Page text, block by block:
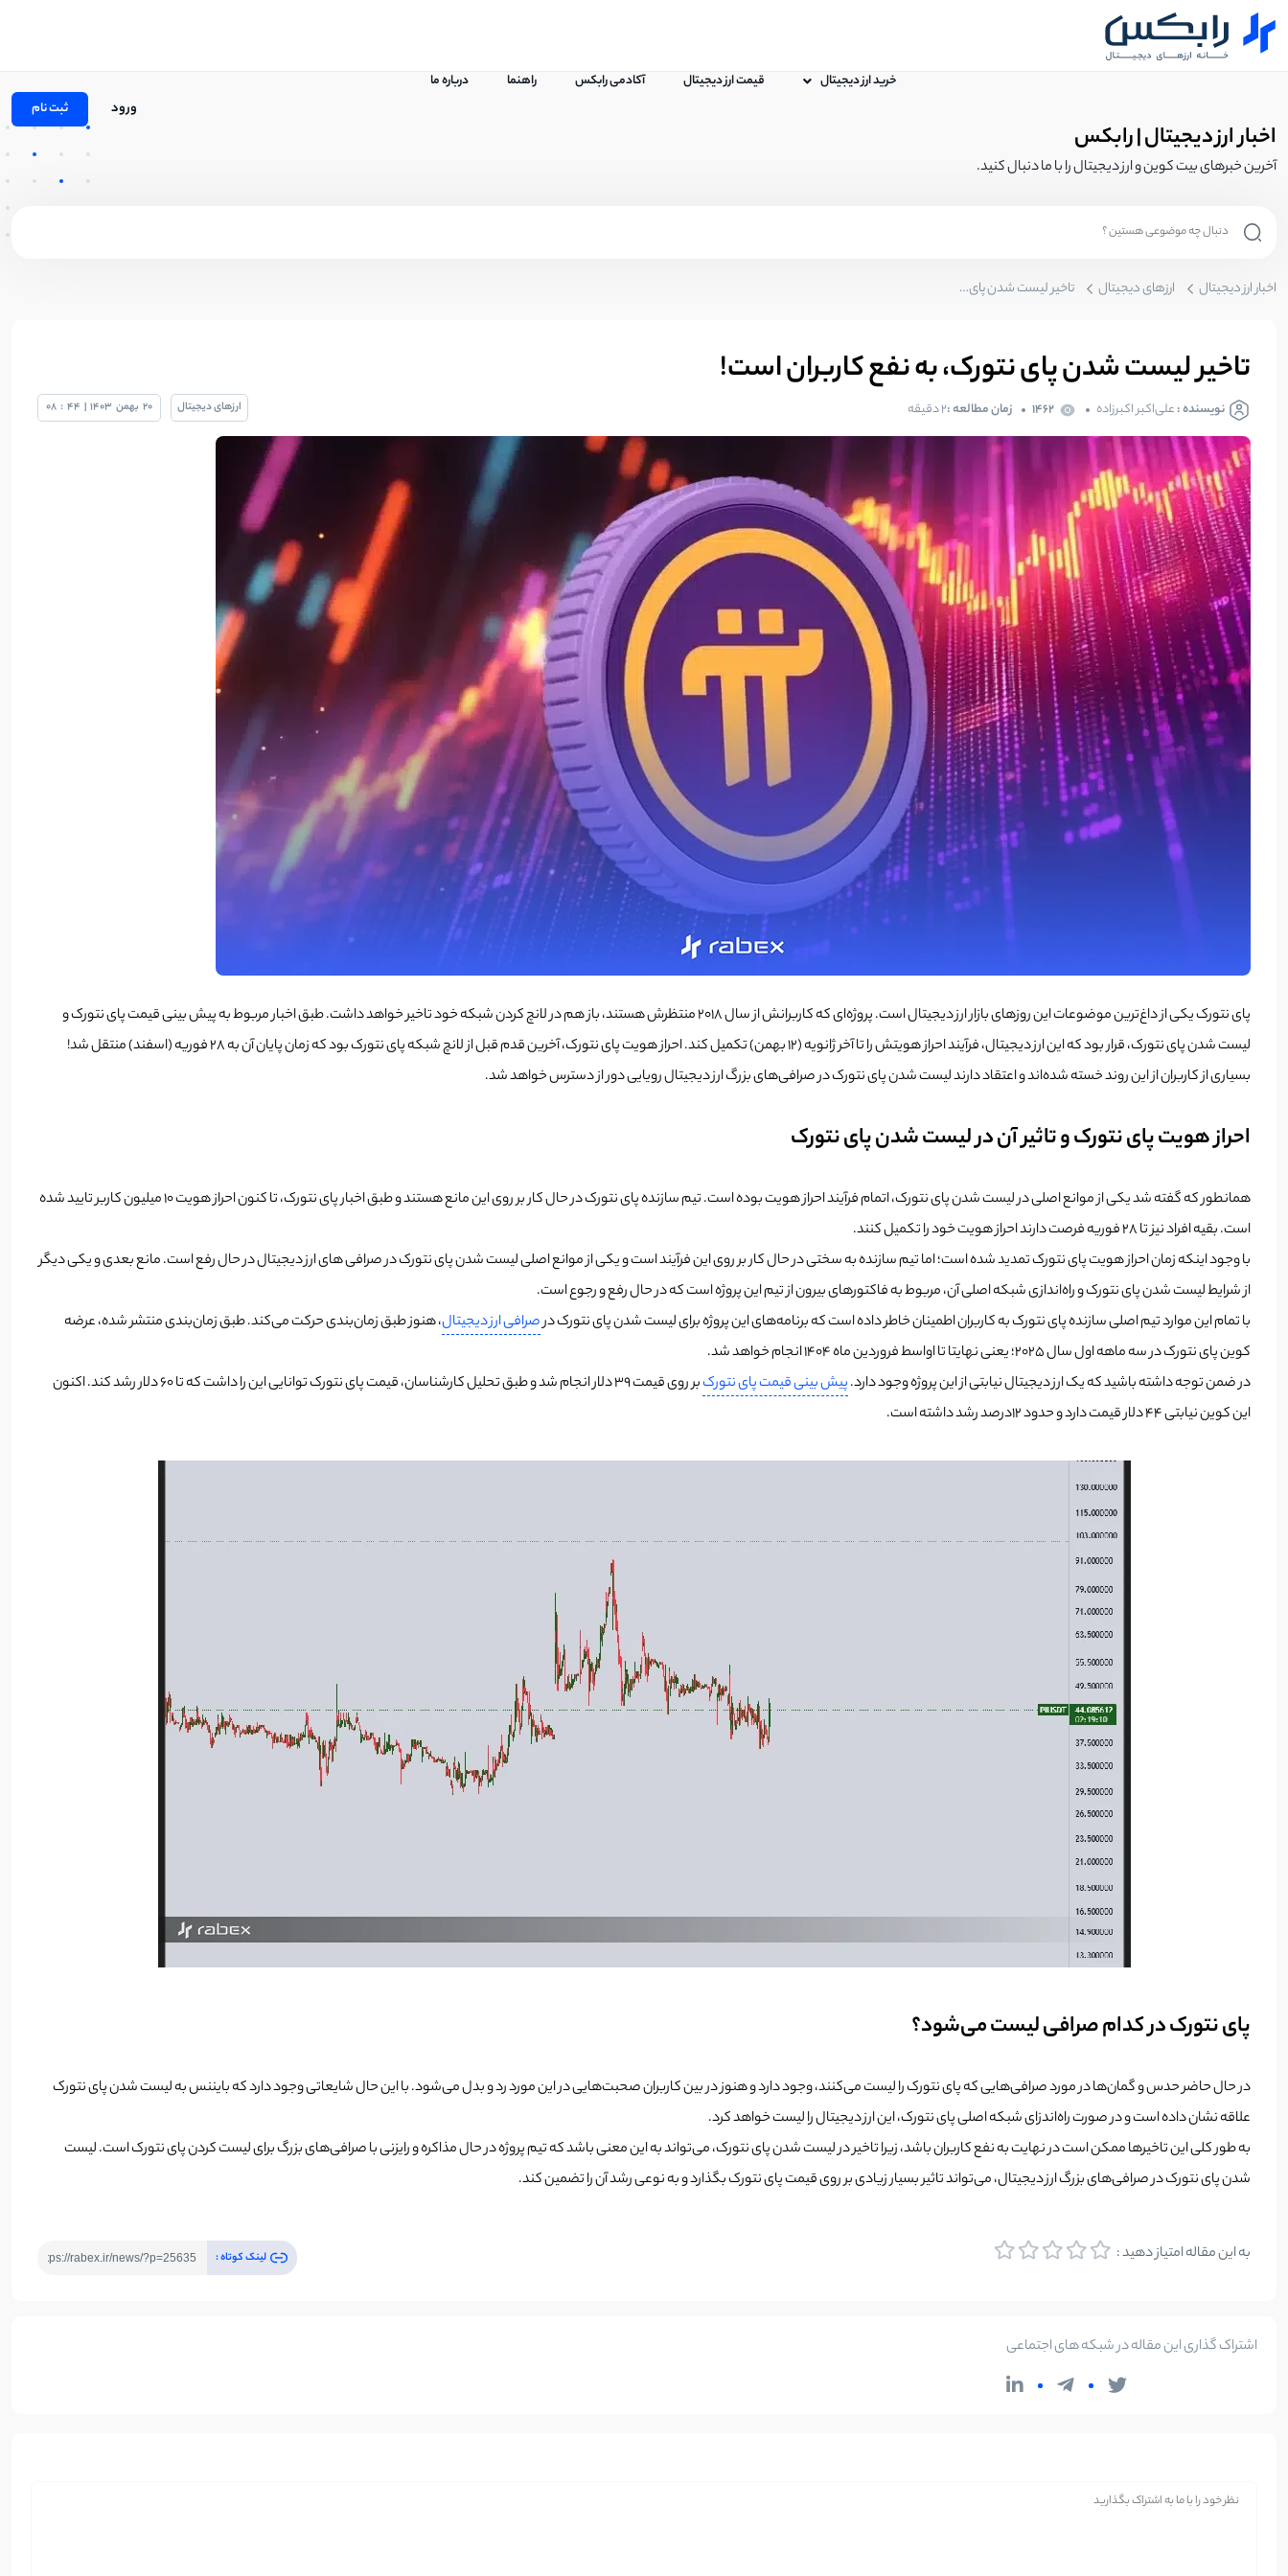
خرید ارز دیجیتال قیمت ارز دیجیتال آکادمی رابکس راهنما درباره ما
ورود ثبت نام
اخبار ارز دیجیتال | رابکس
آخرین خبرهای بیت کوین و ارز دیجیتال را با ما دنبال کنید.
اخبار ارز دیجیتال ارزهای دیجیتال تاخیر لیست شدن پای نتورک، به نفع کاربران است!
تاخیر لیست شدن پای نتورک، به نفع کاربران است!
نویسنده :علی‌اکبر اکبرزاده 1462 زمان مطالعه :2 دقیقه ارزهای دیجیتال 20 بهمن 1403
|
44
:
08
پای نتورک یکی از داغ‌ترین موضوعات این روزهای بازار ارز دیجیتال است. پروژه‌ای که کاربرانش از سال 2018 منتظرش هستند، باز هم در لانچ کردن شبکه خود تاخیر خواهد داشت. طبق اخبار مربوط به پیش بینی قیمت پای نتورک و
لیست شدن پای نتورک، قرار بود که این ارز دیجیتال، فرآیند احراز هویتش را تا آخر ژانویه (12 بهمن) تکمیل کند. احراز هویت پای نتورک، آخرین قدم قبل از لانچ شبکه پای نتورک بود که زمان پایان آن به 28 فوریه (اسفند) منتقل شد!
بسیاری از کاربران از این روند خسته شده‌اند و اعتقاد دارند لیست شدن پای نتورک در صرافی‌های بزرگ ارز دیجیتال رویایی دور از دسترس خواهد شد.
احراز هویت پای نتورک و تاثیر آن در لیست شدن پای نتورک
همانطور که گفته شد یکی از موانع اصلی در لیست شدن پای نتورک، اتمام فرآیند احراز هویت بوده است. تیم سازنده پای نتورک در حال کار بر روی این مانع هستند و طبق اخبار پای نتورک، تا کنون احراز هویت 10 میلیون کاربر تایید شده
است. بقیه افراد نیز تا 28 فوریه فرصت دارند احراز هویت خود را تکمیل کنند.
با وجود اینکه زمان احراز هویت پای نتورک تمدید شده است؛ اما تیم سازنده به سختی در حال کار بر روی این فرآیند است و یکی از موانع اصلی لیست شدن پای نتورک در صرافی های ارز دیجیتال در حال رفع است.مانع بعدی و یکی دیگر
از شرایط لیست شدن پای نتورک و راه‌اندازی شبکه اصلی آن، مربوط به فاکتورهای بیرون از تیم این پروژه است که در حال رفع و رجوع است.
با تمام این موارد تیم اصلی سازنده پای نتورک به کاربران اطمینان خاطر داده است که برنامه‌های این پروژه برای لیست شدن پای نتورک درصرافی ارز دیجیتال، هنوز طبق زمان‌بندی حرکت می‌کند. طبق زمان‌بندی منتشر شده، عرضه
کوین پای نتورک در سه ماهه اول سال 2025؛ یعنی نهایتا تا اواسط فروردین ماه 1404 انجام خواهد شد.
در ضمن توجه داشته باشید که یک ارز دیجیتال نیابتی از این پروژه وجود دارد.پیش بینی قیمت پای نتورک
بر روی قیمت 39 دلار انجام شد و طبق تحلیل کارشناسان، قیمت پای نتورک توانایی این را داشت که تا 60 دلار رشد کند. اکنون
این کوین نیابتی 44 دلار قیمت دارد و حدود 12درصد رشد داشته است.
پای نتورک در کدام صرافی لیست می‌شود؟
در حال حاضر حدس و گمان‌ها در مورد صرافی‌هایی که پای نتورک را لیست می‌کنند، وجود دارد و هنوز در بین کاربران صحبت‌هایی در این مورد رد و بدل می‌شود. با این حال شایعاتی وجود دارد که بایننس به لیست شدن پای نتورک
علاقه نشان داده است و در صورت راه‌اندزای شبکه اصلی پای نتورک، این ارز دیجیتال را لیست خواهد کرد.
به طور کلی این تاخیرها ممکن است در نهایت به نفع کاربران باشد، زیرا تاخیر در لیست شدن پای نتورک، می‌تواند به این معنی باشد که تیم پروژه در حال مذاکره و رایزنی با صرافی‌های بزرگ برای لیست کردن پای نتورک است. لیست
شدن پای نتورک در صرافی‌های بزرگ ارز دیجیتال، می‌تواند تاثیر بسیار زیادی بر روی قیمت پای نتورک بگذارد و به نوعی رشد آن را تضمین کند.
به این مقاله امتیاز دهید : لینک کوتاه :
اشتراک گذاری این مقاله در شبکه های اجتماعی